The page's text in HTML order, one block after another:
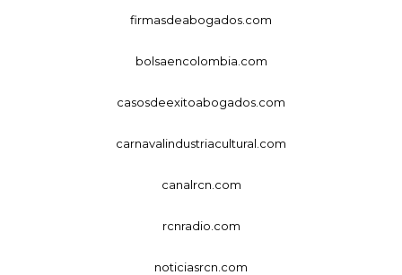
firmasdeabogados.com
bolsaencolombia.com
casosdeexitoabogados.com
carnavalindustriacultural.com
canalrcn.com
rcnradio.com
noticiasrcn.com